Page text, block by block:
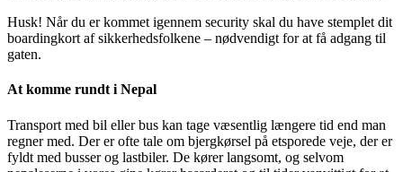
Husk! Når du er kommet igennem security skal du have stemplet dit
boardingkort af sikkerhedsfolkene – nødvendigt for at få adgang til
gaten.
At komme rundt i Nepal
Transport med bil eller bus kan tage væsentlig længere tid end man
regner med. Der er ofte tale om bjergkørsel på etsporede veje, der er
fyldt med busser og lastbiler. De kører langsomt, og selvom